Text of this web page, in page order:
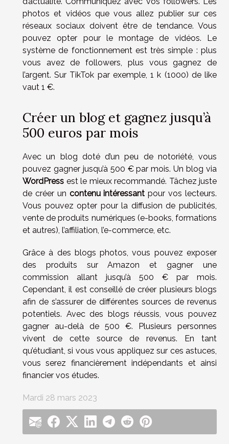
photos et vidéos que vous allez publier sur ces
réseaux sociaux doivent être de tendance. Vous
pouvez opter pour le montage de vidéos. Le
système de fonctionnement est très simple : plus
vous avez de followers, plus vous gagnez de
l’argent. Sur TikTok par exemple, 1 k (1000) de like
vaut 1 €.
Créer un blog et gagnez jusqu’à
500 euros par mois
Avec un blog doté d’un peu de notoriété, vous
pouvez gagner jusqu’à 500 € par mois. Un blog via
WordPress est le mieux recommandé. Tâchez juste
de créer un contenu intéressant pour vos lecteurs.
Vous pouvez opter pour la diffusion de publicités,
vente de produits numériques (e-books, formations
et autres), l’affiliation, l’e-commerce, etc.
Grâce à des blogs photos, vous pouvez exposer
des produits sur Amazon et gagner une
commission allant jusqu’à 500 € par mois.
Cependant, il est conseillé de créer plusieurs blogs
afin de s’assurer de différentes sources de revenus
potentiels. Avec des blogs réussis, vous pouvez
gagner au-delà de 500 €. Plusieurs personnes
vivent de cette source de revenus. En tant
qu’étudiant, si vous vous appliquez sur ces astuces,
vous serez financièrement indépendants et ainsi
financier vos études.
Mardi 28 mars 2023